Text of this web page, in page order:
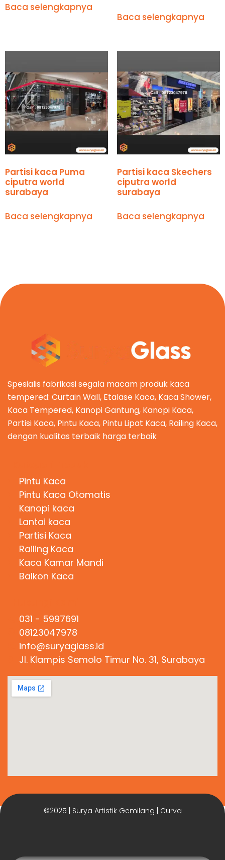
Baca selengkapnya
Baca selengkapnya
Partisi kaca Puma
ciputra world
surabaya
Baca selengkapnya
Partisi kaca Skechers
ciputra world
surabaya
Baca selengkapnya
Spesialis fabrikasi segala macam produk kaca
tempered: Curtain Wall, Etalase Kaca, Kaca Shower,
Kaca Tempered, Kanopi Gantung, Kanopi Kaca,
Partisi Kaca, Pintu Kaca, Pintu Lipat Kaca, Railing Kaca,
dengan kualitas terbaik harga terbaik
Pintu Kaca
Pintu Kaca Otomatis
Kanopi kaca
Lantai kaca
Partisi Kaca
Railing Kaca
Kaca Kamar Mandi
Balkon Kaca
031 - 5997691
08123047978
info@suryaglass.id
Jl. Klampis Semolo Timur No. 31, Surabaya
©2025 | Surya Artistik Gemilang | Curva